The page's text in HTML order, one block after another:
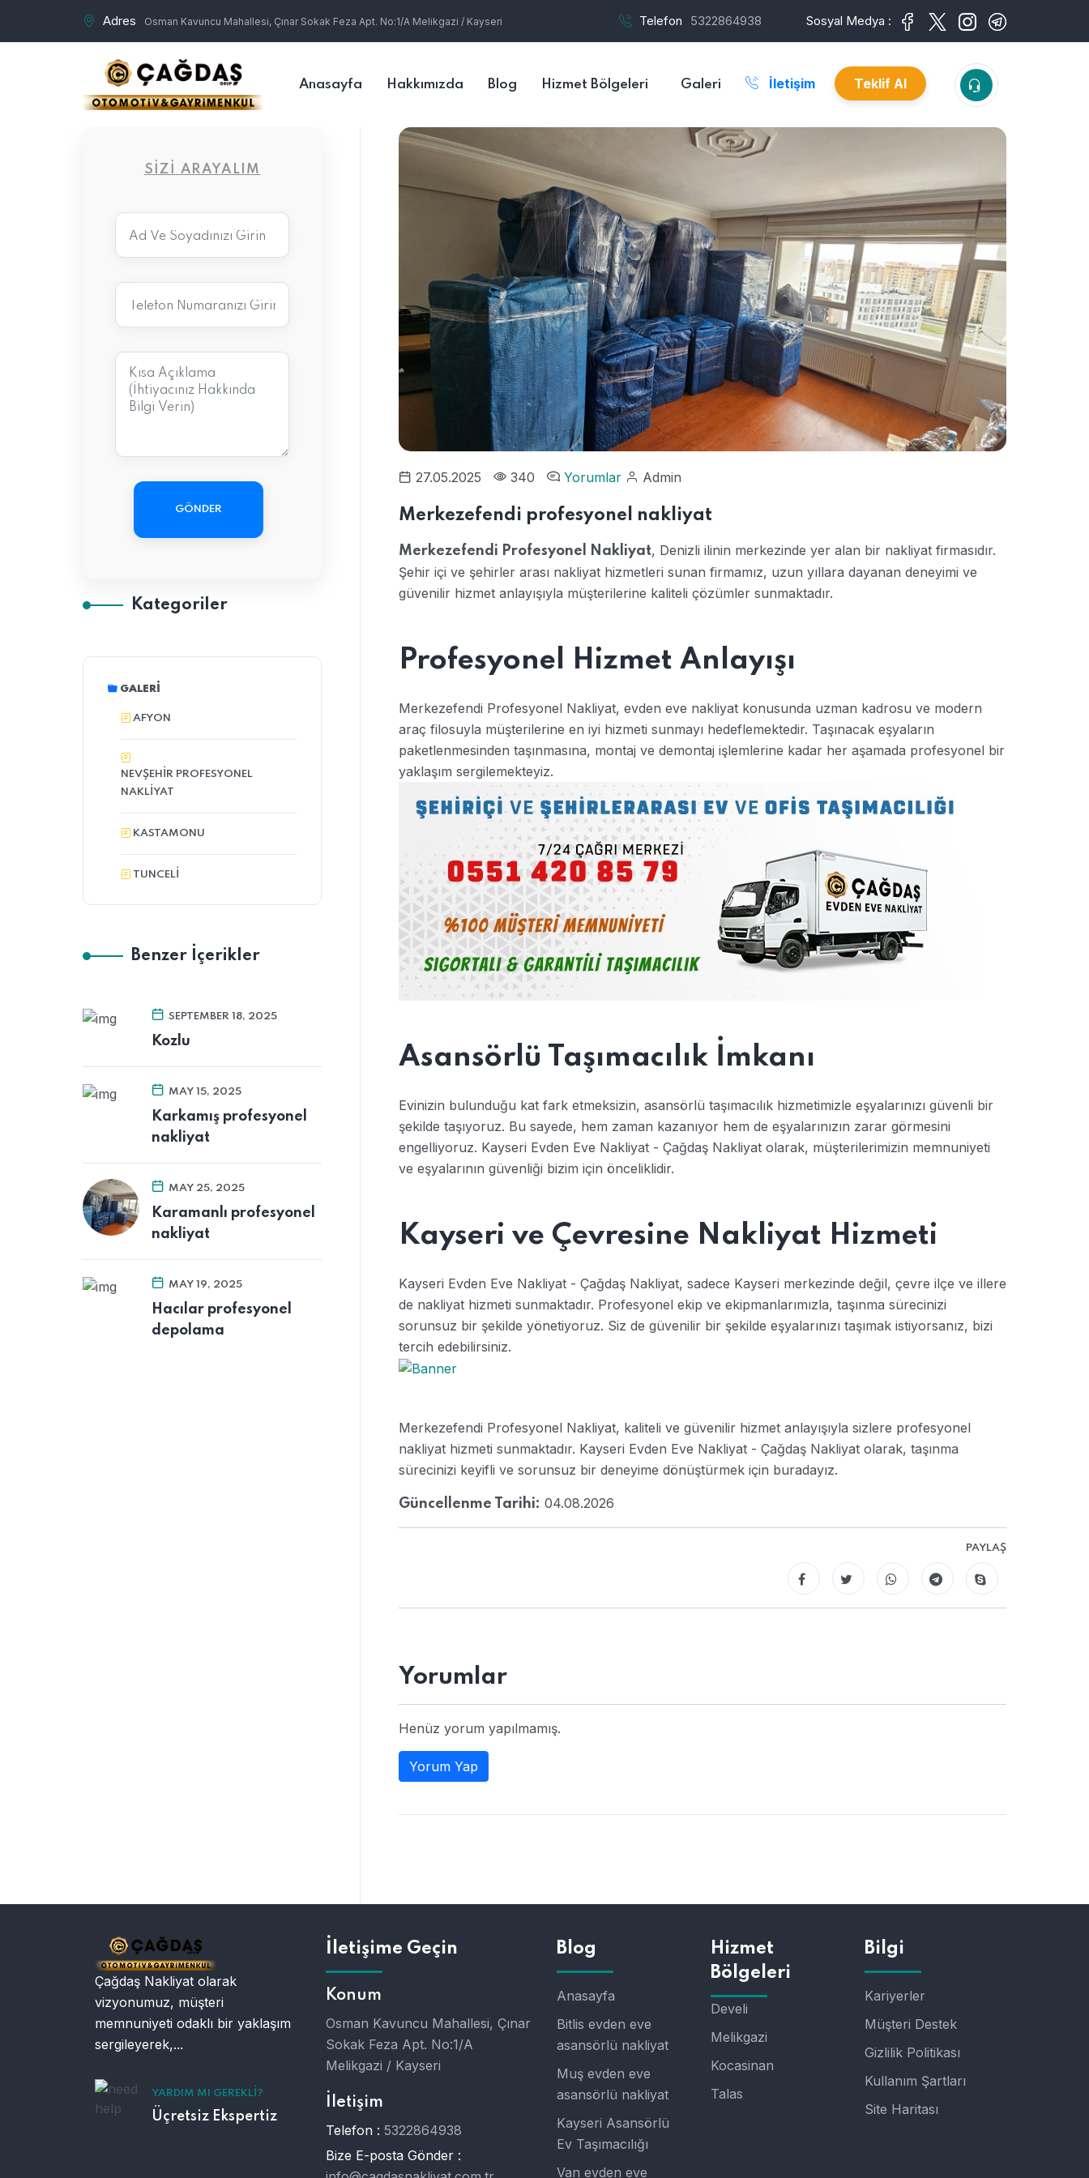
Adres Osman Kavuncu Mahallesi, Çınar Sokak Feza Apt. No:1/A Melikgazi / Kayseri Telefon 5322864938 Sosyal Medya :
Anasayfa Hakkımızda Blog Hizmet Bölgeleri Galeri İletişim Teklif Al
27.05.2025 340 Yorumlar Admin
Merkezefendi profesyonel nakliyat
Merkezefendi Profesyonel Nakliyat, Denizli ilinin merkezinde yer alan bir nakliyat firmasıdır.
Şehir içi ve şehirler arası nakliyat hizmetleri sunan firmamız, uzun yıllara dayanan deneyimi ve
güvenilir hizmet anlayışıyla müşterilerine kaliteli çözümler sunmaktadır.
Profesyonel Hizmet Anlayışı
Merkezefendi Profesyonel Nakliyat, evden eve nakliyat konusunda uzman kadrosu ve modern
araç filosuyla müşterilerine en iyi hizmeti sunmayı hedeflemektedir. Taşınacak eşyaların
paketlenmesinden taşınmasına, montaj ve demontaj işlemlerine kadar her aşamada profesyonel bir
yaklaşım sergilemekteyiz.
Asansörlü Taşımacılık İmkanı
Evinizin bulunduğu kat fark etmeksizin, asansörlü taşımacılık hizmetimizle eşyalarınızı güvenli bir
şekilde taşıyoruz. Bu sayede, hem zaman kazanıyor hem de eşyalarınızın zarar görmesini
engelliyoruz. Kayseri Evden Eve Nakliyat - Çağdaş Nakliyat olarak, müşterilerimizin memnuniyeti
ve eşyalarının güvenliği bizim için önceliklidir.
Kayseri ve Çevresine Nakliyat Hizmeti
Kayseri Evden Eve Nakliyat - Çağdaş Nakliyat, sadece Kayseri merkezinde değil, çevre ilçe ve illere
de nakliyat hizmeti sunmaktadır. Profesyonel ekip ve ekipmanlarımızla, taşınma sürecinizi
sorunsuz bir şekilde yönetiyoruz. Siz de güvenilir bir şekilde eşyalarınızı taşımak istiyorsanız, bizi
tercih edebilirsiniz.
Merkezefendi Profesyonel Nakliyat, kaliteli ve güvenilir hizmet anlayışıyla sizlere profesyonel
nakliyat hizmeti sunmaktadır. Kayseri Evden Eve Nakliyat - Çağdaş Nakliyat olarak, taşınma
sürecinizi keyifli ve sorunsuz bir deneyime dönüştürmek için buradayız.
Güncellenme Tarihi: 04.08.2026
PAYLAŞ
Yorumlar
Henüz yorum yapılmamış.
Yorum Yap
SIZI ARAYALIM
GÖNDER
Kategoriler
GALERI
AFYON
NEVŞEHIR PROFESYONEL
NAKLIYAT
KASTAMONU
TUNCELI
Benzer İçerikler
SEPTEMBER 18, 2025
Kozlu
MAY 15, 2025
Karkamış profesyonel
nakliyat
MAY 25, 2025
Karamanlı profesyonel
nakliyat
MAY 19, 2025
Hacılar profesyonel
depolama
Çağdaş Nakliyat olarak
vizyonumuz, müşteri
memnuniyeti odaklı bir yaklaşım
sergileyerek,...
YARDIM MI GEREKLI?
Üçretsiz Ekspertiz
İletişime Geçin
Konum
Osman Kavuncu Mahallesi, Çınar
Sokak Feza Apt. No:1/A
Melikgazi / Kayseri
İletişim
Telefon : 5322864938
Bize E-posta Gönder :
Blog
Anasayfa
Bitlis evden eve
asansörlü nakliyat
Muş evden eve
asansörlü nakliyat
Kayseri Asansörlü
Ev Taşımacılığı
Van evden eve
Hizmet
Bölgeleri
Develi
Melikgazi
Kocasinan
Talas
Bilgi
Kariyerler
Müşteri Destek
Gizlilik Politikası
Kullanım Şartları
Site Haritası